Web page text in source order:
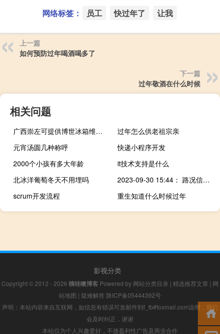
网络标签： 员工 快过年了 让我
上一篇
如何预防过年喝酒喝多了
下一篇
过年敬酒在什么时候
相关问题
广西崇左可提供博世冰箱维修服务地址在哪
过年怎么供老祖宗亲
元宵汤圆几种称呼
快递小程序开发
2000个小孩有多大年龄
it技术支持是什么
北冰洋葡萄冬天不用埋吗
2023-09-30 15:44： 路况信息：2023年9月30日14时25分，长张高速益常段幸福渠收费站附近以西K76至K80处西往东因车流量大造成交通通行缓慢，至15时43分已恢复正常通行。 ​​​
scrum开发流程
重生知道什么时候过年
影视分类
Copyright © 2012 - 2026 咦哇噢博客 Powered by 网站分类目录 | 精选推荐文章 | 网
站地图 | 疑难解答 陕ICP备05444392号
声明：本站内容来自互联网，如信息有错误可发邮件到f_fb#foxmail.com说明，我们
会及时纠正，谢谢
本站仅为个人兴趣爱好，不接盈利性广告及商业合作